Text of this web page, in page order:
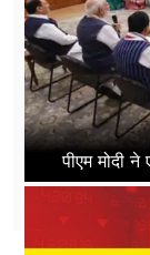
पीएम मोदी